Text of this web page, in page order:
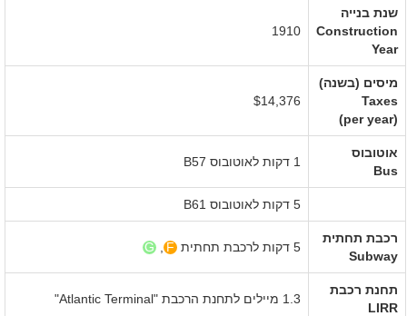
שנת בנייה
Construction
Year
1910
מיסים (בשנה)
Taxes
(per year)
$14,376
אוטובוס
Bus
1 דקות לאוטובוס B57
5 דקות לאוטובוס B61
רכבת תחתית
Subway
5 דקות לרכבת תחתית F
G
תחנת רכבת
LIRR
1.3 מיילים לתחנת הרכבת "Atlantic Terminal"